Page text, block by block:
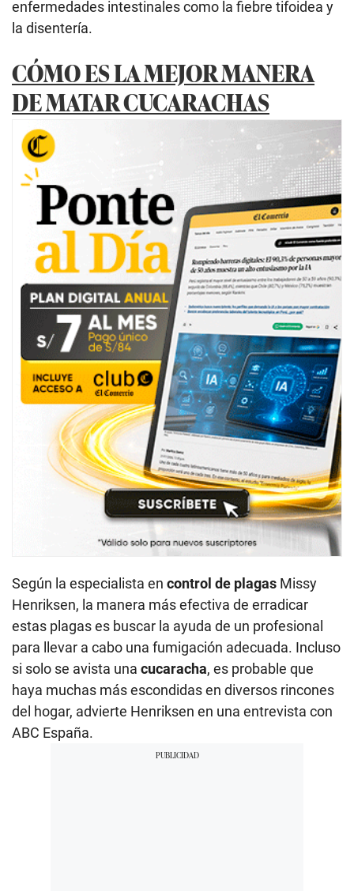
enfermedades intestinales como la fiebre tifoidea y
la disentería.
CÓMO ES LA MEJOR MANERA
DE MATAR CUCARACHAS
Según la especialista en control de plagas Missy
Henriksen, la manera más efectiva de erradicar
estas plagas es buscar la ayuda de un profesional
para llevar a cabo una fumigación adecuada. Incluso
si solo se avista una cucaracha, es probable que
haya muchas más escondidas en diversos rincones
del hogar, advierte Henriksen en una entrevista con
ABC España.